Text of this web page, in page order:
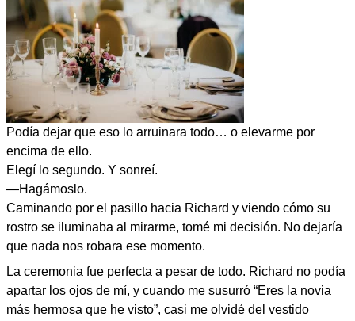
Podía dejar que eso lo arruinara todo… o elevarme por
encima de ello.
Elegí lo segundo. Y sonreí.
—Hagámoslo.
Caminando por el pasillo hacia Richard y viendo cómo su
rostro se iluminaba al mirarme, tomé mi decisión. No dejaría
que nada nos robara ese momento.
La ceremonia fue perfecta a pesar de todo. Richard no podía
apartar los ojos de mí, y cuando me susurró “Eres la novia
más hermosa que he visto”, casi me olvidé del vestido